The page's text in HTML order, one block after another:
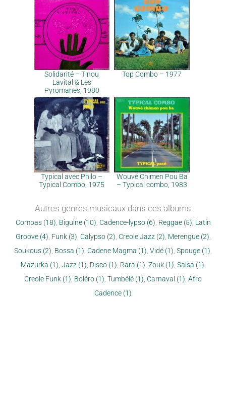
Solidarité – Tinou
Lavital & Les
Pyromanes, 1980
Top Combo – 1977
Typical avec Philo –
Typical Combo, 1975
Wouvé Chimen Pou Ba
– Typical combo, 1983
Autres genres musicaux dans ces albums
Compas (18) Biguine (10) Cadence-lypso (6) Reggae (5) Latin
Groove (4) Funk (3) Calypso (2) Creole Jazz (2) Merengue (2)
Soukous (2) Bossa (1) Cadene Magma (1) Vidé (1) Spouge (1)
Mazurka (1) Jazz (1) Disco (1) Rara (1) Zouk (1) Salsa (1)
Creole Funk (1) Boléro (1) Tumbélé (1) Carnaval (1) Afro
Cadence (1)